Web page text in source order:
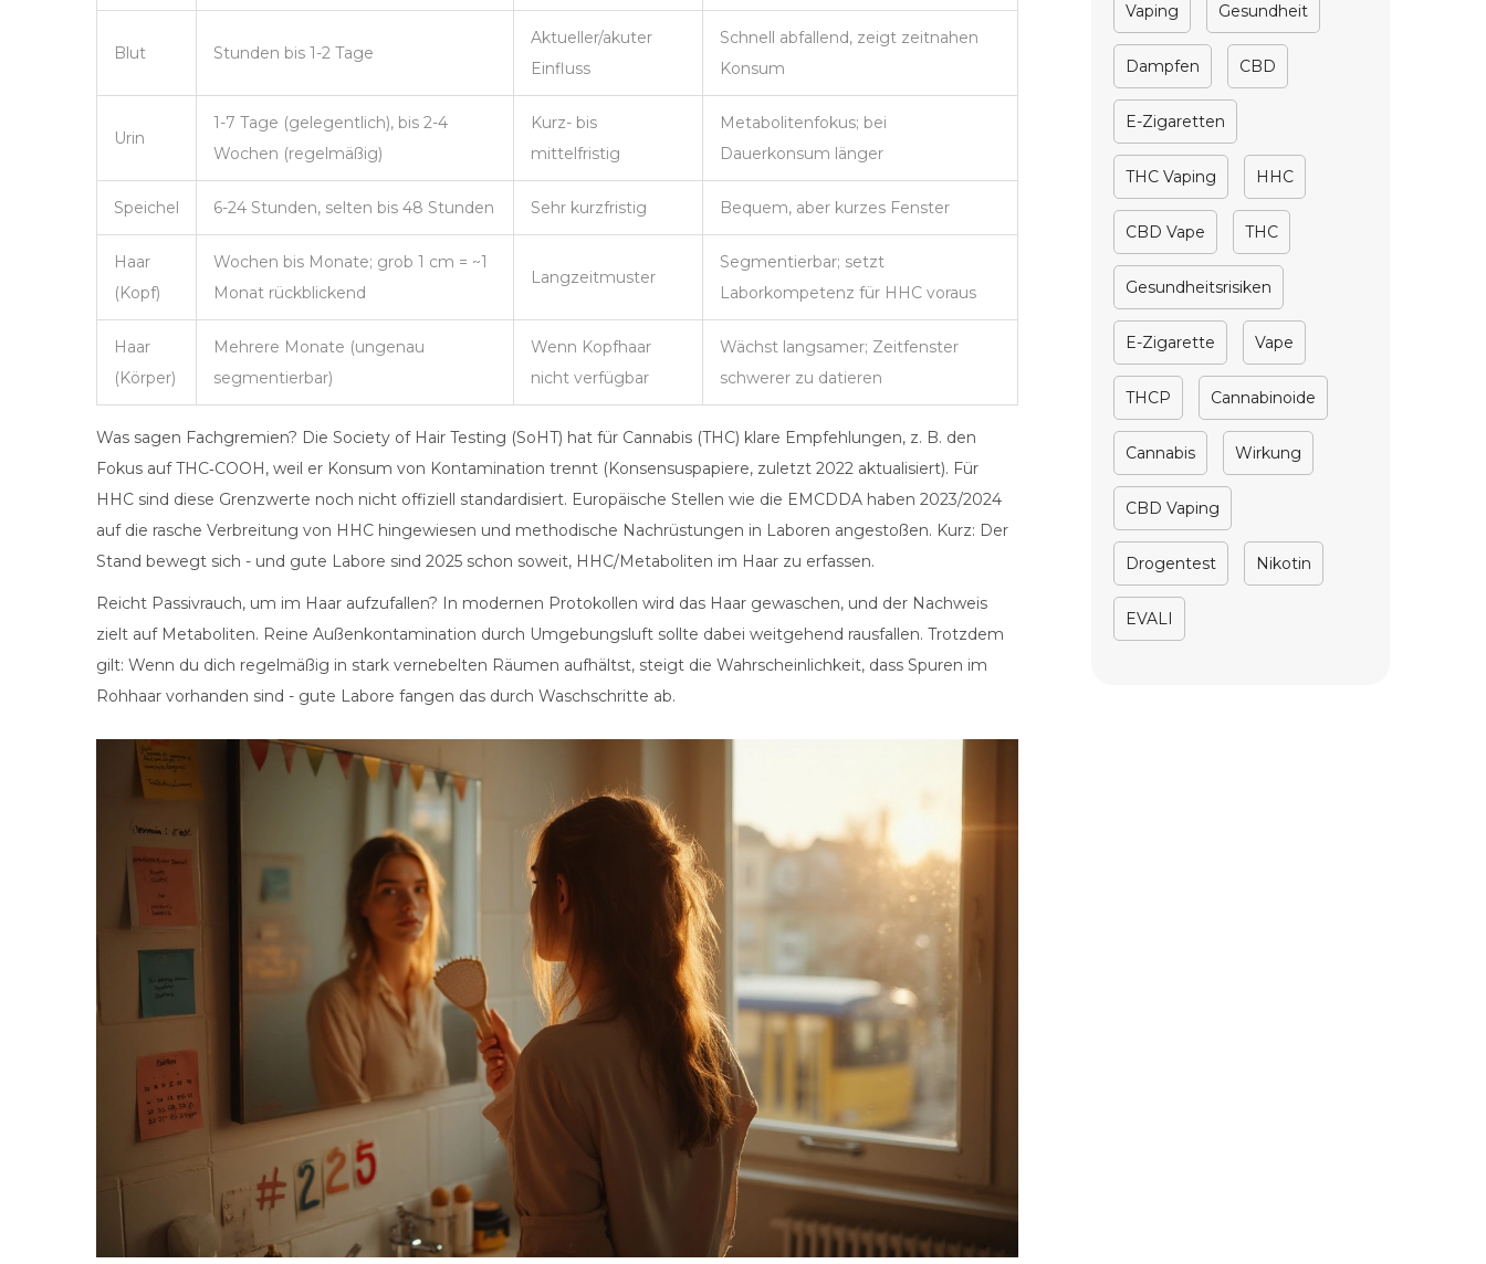
Blut Stunden bis 1-2 Tage
Aktueller/akuter
Einfluss
Schnell abfallend, zeigt zeitnahen
Konsum
Urin
1-7 Tage (gelegentlich), bis 2-4
Wochen (regelmäßig)
Kurz- bis
mittelfristig
Metabolitenfokus; bei
Dauerkonsum länger
Speichel 6-24 Stunden, selten bis 48 Stunden Sehr kurzfristig Bequem, aber kurzes Fenster
Haar
(Kopf)
Wochen bis Monate; grob 1 cm = ~1
Monat rückblickend
Langzeitmuster
Segmentierbar; setzt
Laborkompetenz für HHC voraus
Haar
(Körper)
Mehrere Monate (ungenau
segmentierbar)
Wenn Kopfhaar
nicht verfügbar
Wächst langsamer; Zeitfenster
schwerer zu datieren
Was sagen Fachgremien? Die Society of Hair Testing (SoHT) hat für Cannabis (THC) klare Empfehlungen, z. B. den
Fokus auf THC‑COOH, weil er Konsum von Kontamination trennt (Konsensuspapiere, zuletzt 2022 aktualisiert). Für
HHC sind diese Grenzwerte noch nicht offiziell standardisiert. Europäische Stellen wie die EMCDDA haben 2023/2024
auf die rasche Verbreitung von HHC hingewiesen und methodische Nachrüstungen in Laboren angestoßen. Kurz: Der
Stand bewegt sich - und gute Labore sind 2025 schon soweit, HHC/Metaboliten im Haar zu erfassen.
Reicht Passivrauch, um im Haar aufzufallen? In modernen Protokollen wird das Haar gewaschen, und der Nachweis
zielt auf Metaboliten. Reine Außenkontamination durch Umgebungsluft sollte dabei weitgehend rausfallen. Trotzdem
gilt: Wenn du dich regelmäßig in stark vernebelten Räumen aufhältst, steigt die Wahrscheinlichkeit, dass Spuren im
Rohhaar vorhanden sind - gute Labore fangen das durch Waschschritte ab.
Vaping Gesundheit
Dampfen CBD
E-Zigaretten
THC Vaping HHC
CBD Vape THC
Gesundheitsrisiken
E-Zigarette Vape
THCP Cannabinoide
Cannabis Wirkung
CBD Vaping
Drogentest Nikotin
EVALI